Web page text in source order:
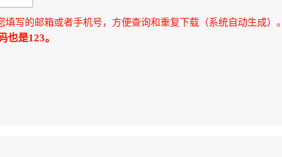
写的邮箱或者手机号，方便查询和重复下载（系统自动生成）。
也是123。